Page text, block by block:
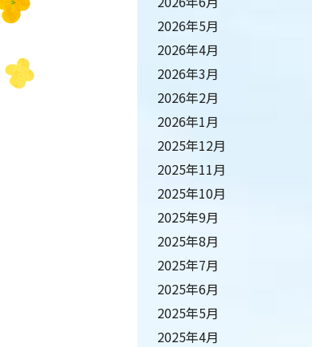
2026年5月
2026年4月
2026年3月
2026年2月
2026年1月
2025年12月
2025年11月
2025年10月
2025年9月
2025年8月
2025年7月
2025年6月
2025年5月
2025年4月